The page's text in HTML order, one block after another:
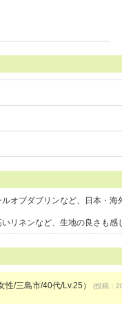
オブダブリンなど、日本・
リネンなど、生地の良さも感
性/三島市/40代/Lv.25） (投稿：